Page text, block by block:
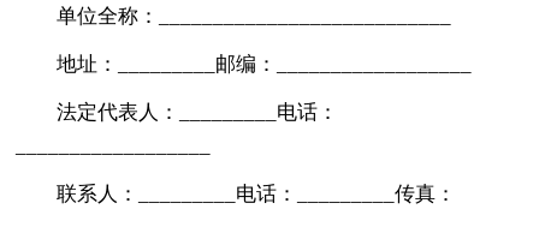
单位全称：___________________________
地址：_________邮编：__________________
法定代表人：_________电话：
联系人：_________电话：_________传真：